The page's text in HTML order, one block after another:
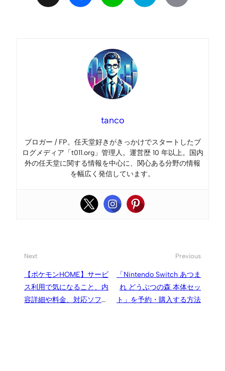
tanco
ブロガー / FP。任天堂好きがきっかけでスタートしたブ
ログメディア「t011.org」管理人。運営歴 10 年以上。国内
外の任天堂に関する情報を中心に、関心ある分野の情報
を幅広く発信しています。
Next
【ポケモンHOME】サービ
ス利用で気になること、内
容詳細や料金、対応ソフ
Previous
「Nintendo Switch あつま
れ どうぶつの森 本体セッ
ト」を予約・購入する方法